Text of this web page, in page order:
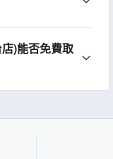
)能否免費取